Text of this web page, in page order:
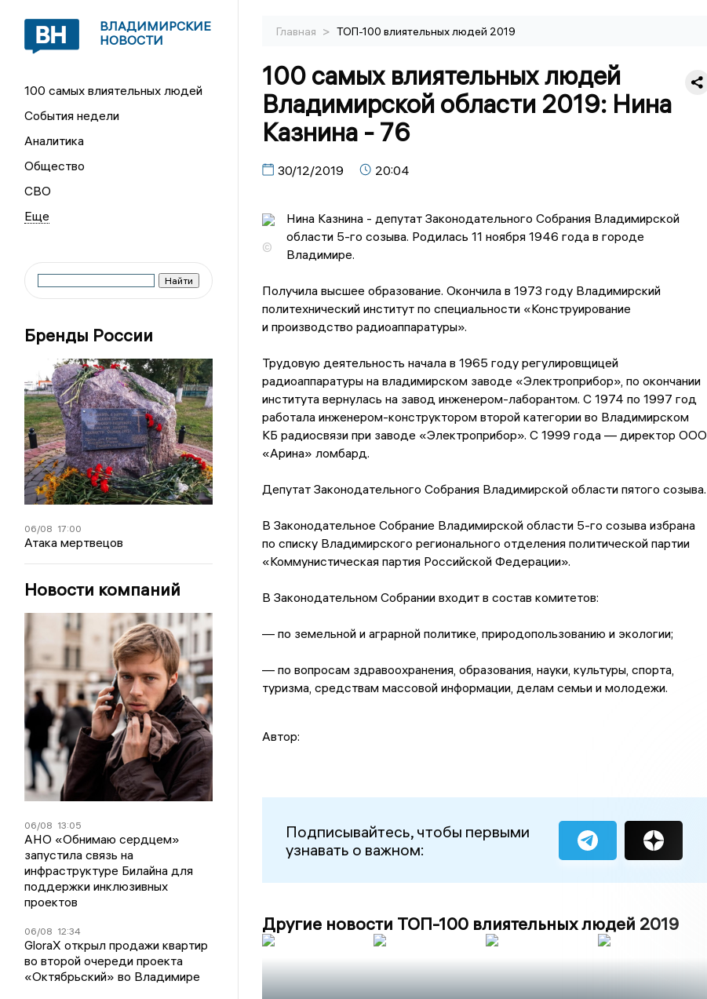
ВЛАДИМИРСКИЕ
НОВОСТИ
100 самых влиятельных людей
События недели
Аналитика
Общество
СВО
Бренды России
06/08 17:00
Атака мертвецов
Новости компаний
06/08 13:05
АНО «Обнимаю сердцем»
запустила связь на
инфраструктуре Билайна для
поддержки инклюзивных
проектов
06/08 12:34
GloraX открыл продажи квартир
во второй очереди проекта
«Октябрьский» во Владимире
Главная > ТОП-100 влиятельных людей 2019
100 самых влиятельных людей
Владимирской области 2019: Нина
Казнина - 76
30/12/2019 20:04
©
Нина Казнина - депутат Законодательного Собрания Владимирской
области 5-го созыва. Родилась 11 ноября 1946 года в городе
Владимире.
Получила высшее образование. Окончила в 1973 году Владимирский
политехнический институт по специальности «Конструирование
и производство радиоаппаратуры».
Трудовую деятельность начала в 1965 году регулировщицей
радиоаппаратуры на владимирском заводе «Электроприбор», по окончании
института вернулась на завод инженером-лаборантом. С 1974 по 1997 год
работала инженером-конструктором второй категории во Владимирском
КБ радиосвязи при заводе «Электроприбор». С 1999 года — директор ООО
«Арина» ломбард.
Депутат Законодательного Собрания Владимирской области пятого созыва.
В Законодательное Собрание Владимирской области 5-го созыва избрана
по списку Владимирского регионального отделения политической партии
«Коммунистическая партия Российской Федерации».
В Законодательном Собрании входит в состав комитетов:
— по земельной и аграрной политике, природопользованию и экологии;
— по вопросам здравоохранения, образования, науки, культуры, спорта,
туризма, средствам массовой информации, делам семьи и молодежи.
Автор:
Подписывайтесь, чтобы первыми
узнавать о важном:
Другие новости ТОП-100 влиятельных людей 2019